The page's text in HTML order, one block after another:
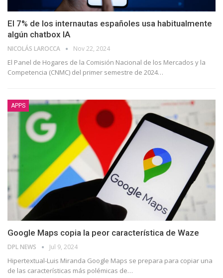
El 7% de los internautas españoles usa habitualmente
algún chatbox IA
NICOLÁS LAROCCA Nov 22, 2024
El Panel de Hogares de la Comisión Nacional de los Mercados y la
Competencia (CNMC) del primer semestre de 2024…
APPS
Google Maps copia la peor característica de Waze
DPL NEWS Jul 9, 2024
Hipertextual-Luis Miranda Google Maps se prepara para copiar una
de las características más polémicas de…